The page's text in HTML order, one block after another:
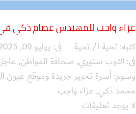
عزاء واجب للمهندس عصام ذكي
كتبه: تحية ا/ تحية فى: يوليو 09, 2025
فى: التوب ستوري, صحافة المواطن,
وسوم:أسرة تحرير جريدة وموقع عيون
محمد ذكي, عزاء واجب
لا يوجد تعليقات